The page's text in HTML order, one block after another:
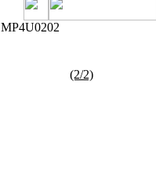
MP4U0202
(2/2)